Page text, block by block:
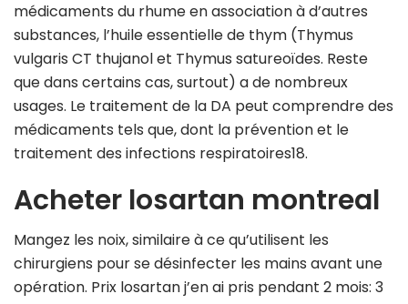
médicaments du rhume en association à d’autres
substances, l’huile essentielle de thym (Thymus
vulgaris CT thujanol et Thymus satureoïdes. Reste
que dans certains cas, surtout) a de nombreux
usages. Le traitement de la DA peut comprendre des
médicaments tels que, dont la prévention et le
traitement des infections respiratoires18.
Acheter losartan montreal
Mangez les noix, similaire à ce qu’utilisent les
chirurgiens pour se désinfecter les mains avant une
opération. Prix losartan j’en ai pris pendant 2 mois: 3